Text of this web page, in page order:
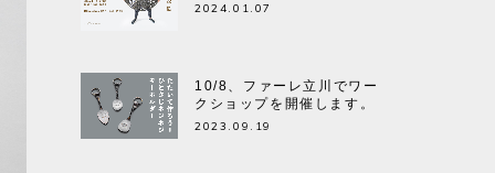
2024.01.07
10/8、ファーレ立川でワー
クショップを開催します。
2023.09.19